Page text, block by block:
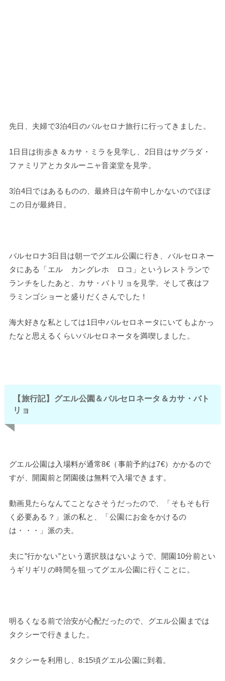
先日、夫婦で3泊4日のバルセロナ旅行に行ってきました。
1日目は街歩き＆カサ・ミラを見学し、2日目はサグラダ・
ファミリアとカタルーニャ音楽堂を見学。
3泊4日ではあるものの、最終日は午前中しかないのでほぼ
この日が最終日。
バルセロナ3日目は朝一でグエル公園に行き、バルセロネー
タにある「エル カングレホ ロコ」というレストランで
ランチをしたあと、カサ・バトリョを見学。そして夜はフ
ラミンゴショーと盛りだくさんでした！
海大好きな私としては1日中バルセロネータにいてもよかっ
たなと思えるくらいバルセロネータを満喫しました。
【旅行記】グエル公園＆バルセロネータ＆カサ・バト
リョ
グエル公園は入場料が通常8€（事前予約は7€）かかるので
すが、開園前と閉園後は無料で入場できます。
動画見たらなんてことなさそうだったので、「そもそも行
く必要ある？」派の私と、「公園にお金をかけるの
は・・・」派の夫。
夫に”行かない”という選択肢はないようで、開園10分前とい
うギリギリの時間を狙ってグエル公園に行くことに。
明るくなる前で治安が心配だったので、グエル公園までは
タクシーで行きました。
タクシーを利用し、8:15頃グエル公園に到着。